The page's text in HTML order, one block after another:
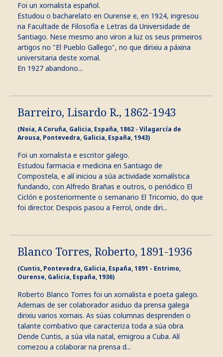
Foi un xornalista español.
Estudou o bacharelato en Ourense e, en 1924, ingresou
na Facultade de Filosofía e Letras da Universidade de
Santiago. Nese mesmo ano viron a luz os seus primeiros
artigos no "El Pueblo Gallego", no que dirixiu a páxina
universitaria deste xornal.
En 1927 abandono...
Barreiro, Lisardo R., 1862-1943
(Noia, A Coruña, Galicia, España, 1862 - Vilagarcía de
Arousa, Pontevedra, Galicia, España, 1943)
Foi un xornalista e escritor galego.
Estudou farmacia e medicina en Santiago de
Compostela, e alí iniciou a súa actividade xornalística
fundando, con Alfredo Brañas e outros, o periódico El
Ciclón e posteriormente o semanario El Tricornio, do que
foi director. Despois pasou a Ferrol, onde diri...
Blanco Torres, Roberto, 1891-1936
(Cuntis, Pontevedra, Galicia, España, 1891 - Entrimo,
Ourense, Galicia, España, 1936)
Roberto Blanco Torres foi un xornalista e poeta galego.
Ademais de ser colaborador asiduo da prensa galega
dirixiu varios xornais. As súas columnas desprenden o
talante combativo que caracteriza toda a súa obra.
Dende Cuntis, a súa vila natal, emigrou a Cuba. Alí
comezou a colaborar na prensa d...